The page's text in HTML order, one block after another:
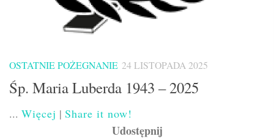
OSTATNIE POŻEGNANIE 24 LISTOPADA 2025
Śp. Maria Luberda 1943 – 2025
... Więcej | Share it now!
Udostępnij